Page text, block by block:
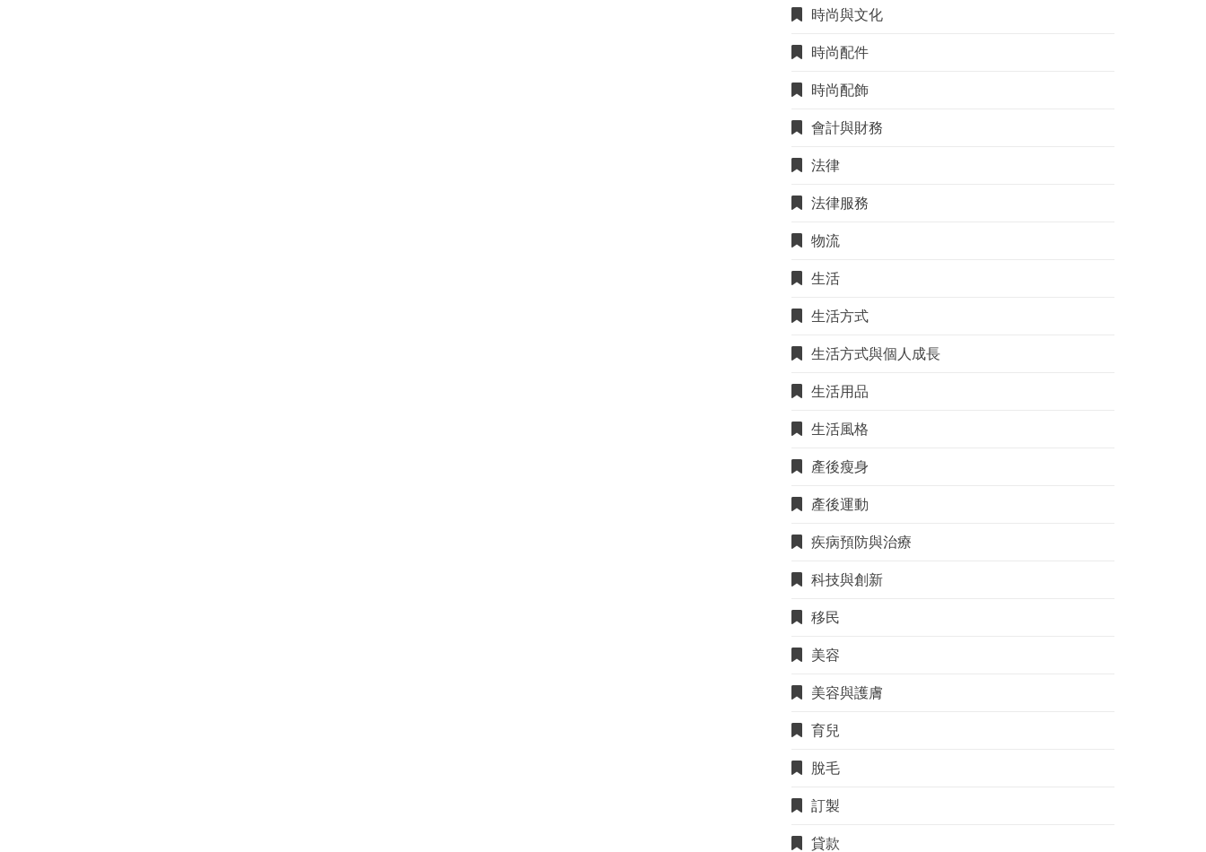
時尚與文化
時尚配件
時尚配飾
會計與財務
法律
法律服務
物流
生活
生活方式
生活方式與個人成長
生活用品
生活風格
產後瘦身
產後運動
疾病預防與治療
科技與創新
移民
美容
美容與護膚
育兒
脫毛
訂製
貸款